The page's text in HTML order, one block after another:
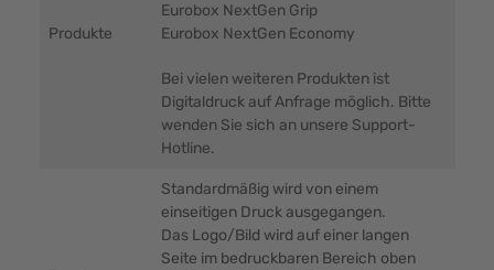
Produkte
Eurobox NextGen Grip
Eurobox NextGen Economy
Bei vielen weiteren Produkten ist
Digitaldruck auf Anfrage möglich. Bitte
wenden Sie sich an unsere Support-
Hotline.
Standardmäßig wird von einem
einseitigen Druck ausgegangen.
Das Logo/Bild wird auf einer langen
Seite im bedruckbaren Bereich oben